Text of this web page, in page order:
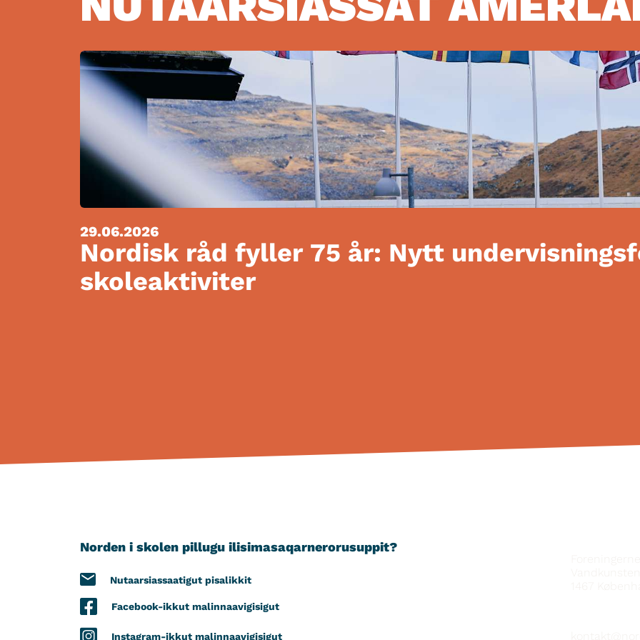
29.06.2026
Nordisk råd fyller 75 år: Nytt
skoleaktiviter
Norden i skolen pillugu ilisimasaqarnerorusuppit?
Nutaarsiassaatigut pisalikkit
Facebook-ikkut malinnaavigisigut
Instagram-ikkut malinnaavigisigut